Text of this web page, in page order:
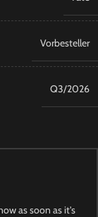
Vorbesteller
Q3/2026
as soon as it's